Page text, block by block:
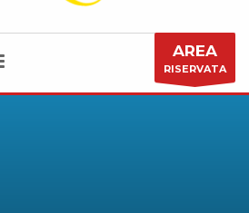
AREA
RISERVATA